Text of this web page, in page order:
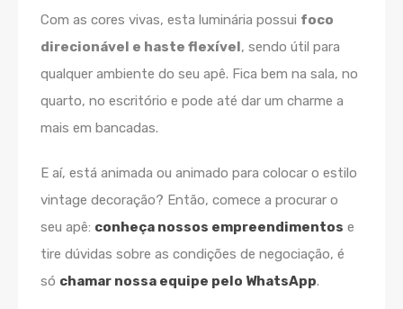
Com as cores vivas, esta luminária possui foco
direcionável e haste flexível, sendo útil para
qualquer ambiente do seu apê. Fica bem na sala, no
quarto, no escritório e pode até dar um charme a
mais em bancadas.
E aí, está animada ou animado para colocar o estilo
vintage decoração? Então, comece a procurar o
seu apê: conheça nossos empreendimentos e
tire dúvidas sobre as condições de negociação, é
só chamar nossa equipe pelo WhatsApp.